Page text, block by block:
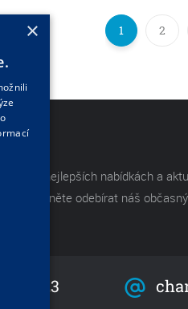
1 2
o těch nejlepších nabídkách a
Začněte odebírat náš občasný
736 523
×